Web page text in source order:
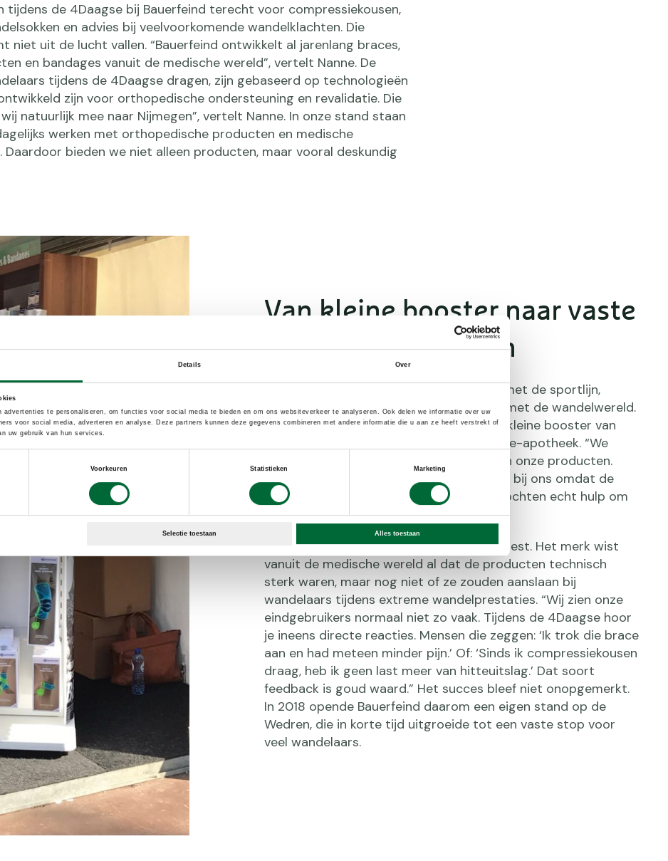
Details Over
advertenties te personaliseren, om functies voor social media te bieden en om ons websiteverkeer te analyseren. Ook delen we informatie over uw
voor social media, adverteren en analyse. Deze partners kunnen deze gegevens combineren met andere informatie die u aan ze heeft verstrekt of
uw gebruik van hun services.
Voorkeuren Statistieken Marketing
Selectie toestaan Alles toestaan
tijdens de 4Daagse bij Bauerfeind terecht voor compressiekousen,
en advies bij veelvoorkomende wandelklachten. Die
niet uit de lucht vallen. “Bauerfeind ontwikkelt al jarenlang braces,
en bandages vanuit de medische wereld”, vertelt Nanne. De
tijdens de 4Daagse dragen, zijn gebaseerd op technologieën
zijn voor orthopedische ondersteuning en revalidatie. Die
natuurlijk mee naar Nijmegen”, vertelt Nanne. In onze stand staan
werken met orthopedische producten en medische
Daardoor bieden we niet alleen producten, maar vooral deskundig
Van kleine booster naar vaste
stand op de Wedren
Toen Bauerfeind in 2016 officieel startte met de sportlijn,
besloten ze voorzichtig kennis te maken met de wandelwereld.
Tijdens de 4Daagse stonden ze met een kleine booster van
slechts één bij één meter in de Vierdaagse-apotheek. “We
merken dat er heel veel behoefte was aan onze producten.
Vooral vanaf de dinsdag stonden mensen bij ons omdat de
eerste klachten begonnen. Wandelaars zochten echt hulp om
de finish te kunnen halen.”
Voor Bauerfeind was het een belangrijke test. Het merk wist
vanuit de medische wereld al dat de producten technisch
sterk waren, maar nog niet of ze zouden aanslaan bij
wandelaars tijdens extreme wandelprestaties. “Wij zien onze
eindgebruikers normaal niet zo vaak. Tijdens de 4Daagse hoor
je ineens directe reacties. Mensen die zeggen: ‘Ik trok die brace
aan en had meteen minder pijn.’ Of: ‘Sinds ik compressiekousen
draag, heb ik geen last meer van hitteuitslag.’ Dat soort
feedback is goud waard.” Het succes bleef niet onopgemerkt.
In 2018 opende Bauerfeind daarom een eigen stand op de
Wedren, die in korte tijd uitgroeide tot een vaste stop voor
veel wandelaars.